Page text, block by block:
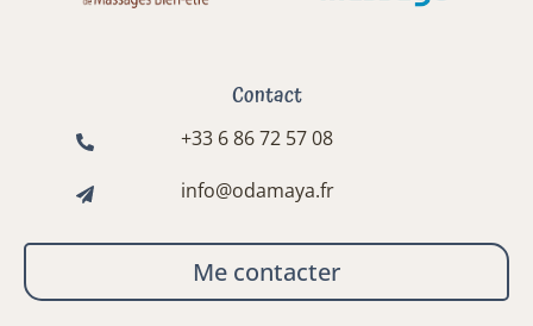
Contact
+33 6 86 72 57 08
info@odamaya.fr
Me contacter